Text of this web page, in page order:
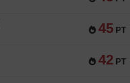
45 PT
42 PT